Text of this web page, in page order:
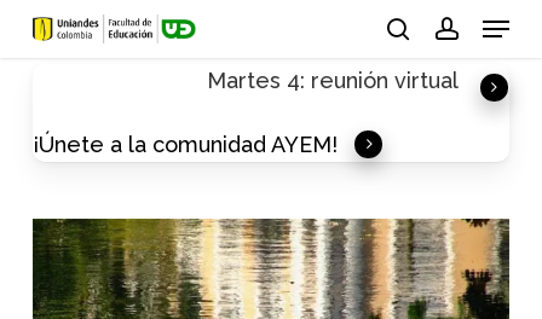
Skip
Menu
Martes 4: reunión virtual
¡Únete a la comunidad AYEM!